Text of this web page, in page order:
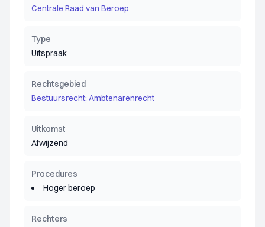
Centrale Raad van Beroep
Type
Uitspraak
Rechtsgebied
Bestuursrecht; Ambtenarenrecht
Uitkomst
Afwijzend
Procedures
Hoger beroep
Rechters